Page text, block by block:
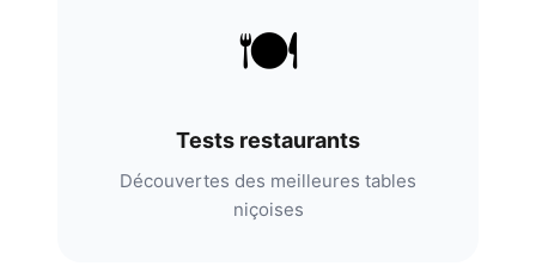
🍽️
Tests restaurants
Découvertes des meilleures tables
niçoises